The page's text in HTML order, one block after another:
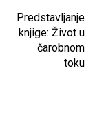
Predstavljanje
knjige: Život u
čarobnom
toku